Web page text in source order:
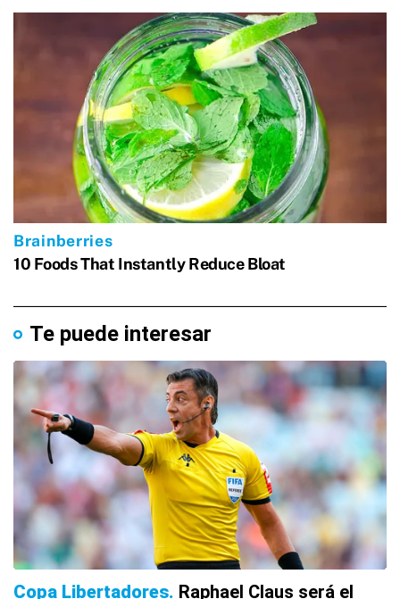
Te puede interesar
Copa Libertadores Raphael Claus será el